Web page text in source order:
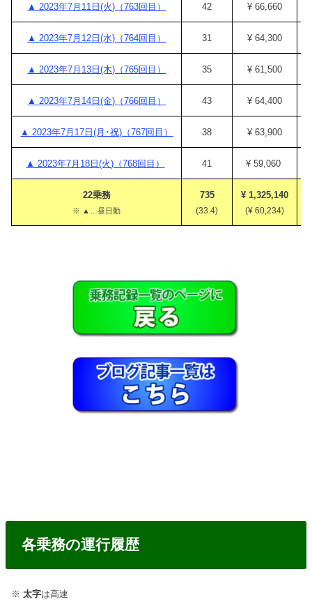
▲ 2023年7月11日(火)（763回目） 42 ¥ 66,660
▲ 2023年7月12日(水)（764回目） 31 ¥ 64,300
▲ 2023年7月13日(木)（765回目） 35 ¥ 61,500
▲ 2023年7月14日(金)（766回目） 43 ¥ 64,400
▲ 2023年7月17日(月･祝)（767回目） 38 ¥ 63,900
▲ 2023年7月18日(火)（768回目） 41 ¥ 59,060
22乗務
※ ▲…昼日勤
735
(33.4)
¥ 1,325,140
(¥ 60,234)
各乗務の運行履歴
※ 太字は高速